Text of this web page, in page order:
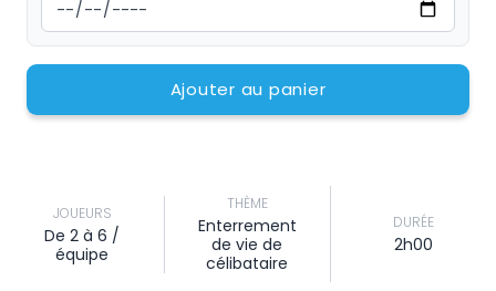
Ajouter au panier
JOUEURS
De 2 à 6 /
équipe
THÈME
Enterrement
de vie de
célibataire
DURÉE
2h00